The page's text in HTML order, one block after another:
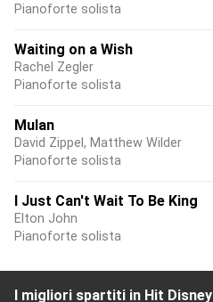
Pianoforte solista
Waiting on a Wish
Rachel Zegler
Pianoforte solista
Mulan
David Zippel, Matthew Wilder
Pianoforte solista
I Just Can't Wait To Be King
Elton John
Pianoforte solista
I migliori spartiti in Hit Disney